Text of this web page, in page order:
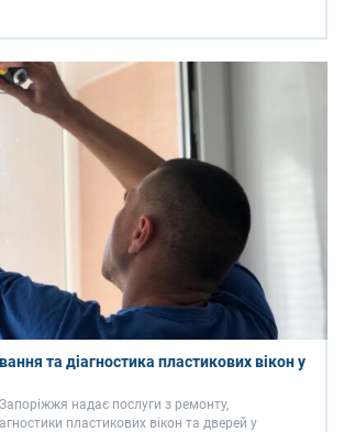
У зв’язку з цим постало питання про
для власного комфорту. Існує …
та діагностика пластикових вікон у
надає послуги з ремонту,
пластикових вікон та дверей у